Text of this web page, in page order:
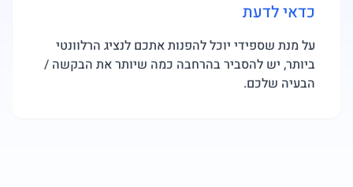
כדאי לדעת
על מנת שספידי יוכל להפנות אתכם לנציג הרלוונטי
ביותר, יש להסביר בהרחבה כמה שיותר את הבקשה /
הבעיה שלכם.